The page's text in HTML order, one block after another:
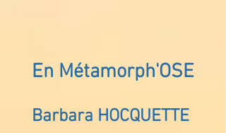
En Métamorph'OSE
Barbara HOCQUETTE